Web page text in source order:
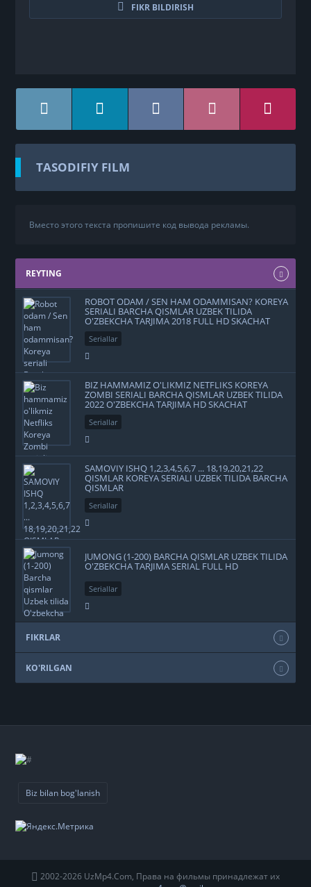
FIKR BILDIRISH
TASODIFIY FILM
Вместо этого текста пропишите код вывода рекламы.
REYTING
ROBOT ODAM / SEN HAM ODAMMISAN? KOREYA
SERIALI BARCHA QISMLAR UZBEK TILIDA
O'ZBEKCHA TARJIMA 2018 FULL HD SKACHAT
Seriallar
+1403
BIZ HAMMAMIZ O'LIKMIZ NETFLIKS KOREYA
ZOMBI SERIALI BARCHA QISMLAR UZBEK TILIDA
2022 O'ZBEKCHA TARJIMA HD SKACHAT
Seriallar
+1021
SAMOVIY ISHQ 1,2,3,4,5,6,7 ... 18,19,20,21,22
QISMLAR KOREYA SERIALI UZBEK TILIDA BARCHA
QISMLAR
Seriallar
+839
JUMONG (1-200) BARCHA QISMLAR UZBEK TILIDA
O'ZBEKCHA TARJIMA SERIAL FULL HD
Seriallar
+551
FIKRLAR
KO'RILGAN
Biz bilan bog'lanish
2002-2026 UzMp4.Com, Права на фильмы принадлежат их